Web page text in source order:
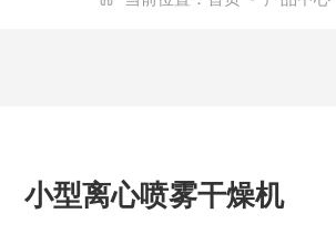
小型离心喷雾干燥机